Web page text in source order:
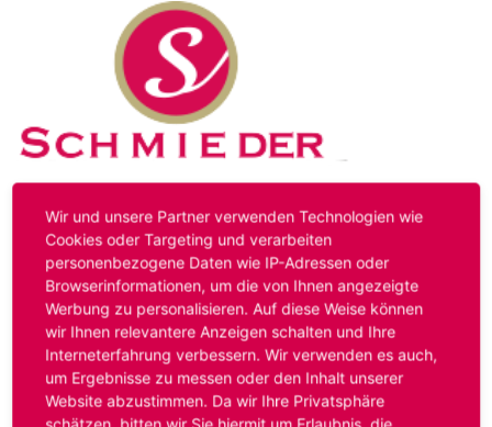
Kontakt Impressum Datenschutz
Hinweis:Das von ihnen aufgerufene Stellenangebot ist
bereits ausgelaufen. Alternative Stellenanzeigen finden
Sie unter:
www.schmieder-personal.de/stellenangebote
Oder Sie bewerben sich
initiativund wir suchen für Sie
passende Stellenangebote.
Wir und unsere Partner verwenden Technologien wie
Cookies oder Targeting und verarbeiten
personenbezogene Daten wie IP-Adressen oder
Browserinformationen, um die von Ihnen angezeigte
Werbung zu personalisieren. Auf diese Weise können
wir Ihnen relevantere Anzeigen schalten und Ihre
Interneterfahrung verbessern. Wir verwenden es auch,
um Ergebnisse zu messen oder den Inhalt unserer
Website abzustimmen. Da wir Ihre Privatsphäre